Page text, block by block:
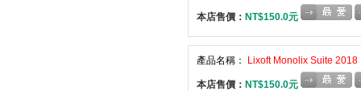
本店售價： NT$150.0元
產品名稱： Lixoft Monolix Suite
本店售價： NT$150.0元